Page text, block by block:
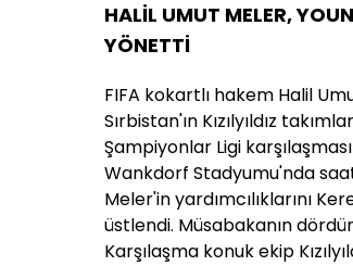
HALİL UMUT MELER,
YÖNETTİ
FIFA kokartlı hakem Halil
Sırbistan'ın Kızılyıldız
Şampiyonlar Ligi
Wankdorf Stadyumu'nda
Meler'in yardımcılıklarını
üstlendi. Müsabakanın
Karşılaşma konuk ekip